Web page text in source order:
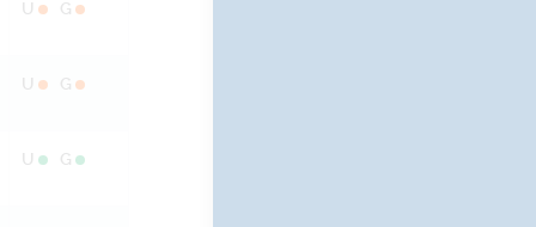
U G
U G
U G